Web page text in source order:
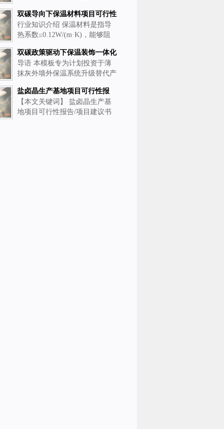
国家层面接连出台多项支持政策
锚定增材制造产业高质量发展。
《增材制造产业高质量发展三年
行动计划（2025-2
双碳导向下保温材料项目可行性
研究报告模板：覆盖全链条论
证，助力立项补贴与产业升级
行业知识介绍 保温材料是指导
热系数≤0.12W/(m·K)，能够阻
撑建筑节能、工业节能、新能源
领域降本增效的核心材料之一。
其核心价值在于通过降低冷热介
质的能量损耗，实现全
双碳政策驱动下保温装饰一体化
板项目可行性研究报告分享：技
术壁垒、成本优势与全链条能力
构建指南
导语 本模板专为计划投资于薄
抹灰外墙外保温系统升级替代产
称“保温装饰板”、“节能装饰
板”）研发、生产与施工项目的
建材企业、建筑科技公司及产业
盐卤晶生产基地项目可行性报
告/项目建议书范文大纲
【本文关键词】 盐卤晶生产基
地项目可行性报告/项目建议书